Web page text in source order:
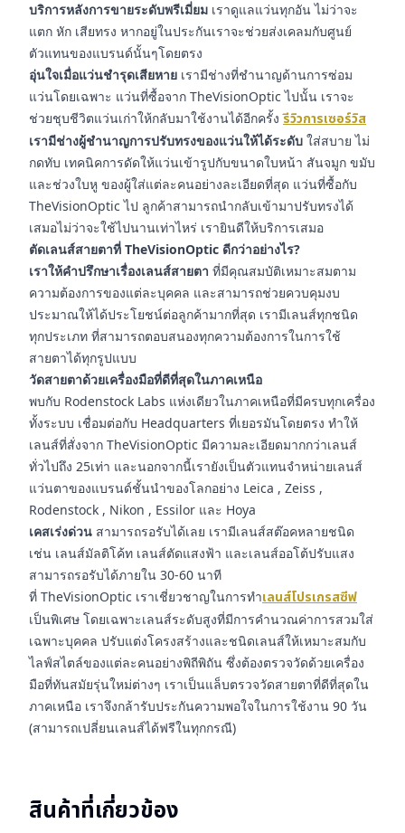
บริการหลังการขายระดับพรีเมี่ยม เราดูแลแว่นทุกอัน ไม่ว่าจะ
แตก หัก เสียทรง หากอยู่ในประกันเราจะช่วยส่งเคลมกับศูนย์
ตัวแทนของแบรนด์นั้นๆโดยตรง
อุ่นใจเมื่อแว่นชำรุดเสียหาย เรามีช่างที่ชำนาญด้านการซ่อม
แว่นโดยเฉพาะ แว่นที่ซื้อจาก TheVisionOptic ไปนั้น เราจะ
ช่วยชุบชีวิตแว่นเก่าให้กลับมาใช้งานได้อีกครั้งรีวิวการเซอร์วิส
เรามีช่างผู้ชำนาญการปรับทรงของแว่นให้ได้ระดับ ใส่สบาย ไม่
กดทับ เทคนิคการดัดให้แว่นเข้ารูปกับขนาดใบหน้า สันจมูก ขมับ
และช่วงใบหู ของผู้ใส่แต่ละคนอย่างละเอียดที่สุด แว่นที่ซื้อกับ
TheVisionOptic ไป ลูกค้าสามารถนำกลับเข้ามาปรับทรงได้
เสมอไม่ว่าจะใช้ไปนานเท่าไหร่ เรายินดีให้บริการเสมอ
ตัดเลนส์สายตาที่ TheVisionOptic ดีกว่าอย่างไร?
เราให้คำปรึกษาเรื่องเลนส์สายตา ที่มีคุณสมบัติเหมาะสมตาม
ความต้องการของแต่ละบุคคล และสามารถช่วยควบคุมงบ
ประมาณให้ได้ประโยชน์ต่อลูกค้ามากที่สุด เรามีเลนส์ทุกชนิด
ทุกประเภท ที่สามารถตอบสนองทุกความต้องการในการใช้
สายตาได้ทุกรูปแบบ
วัดสายตาด้วยเครื่องมือที่ดีที่สุดในภาคเหนือ
พบกับ Rodenstock Labs แห่งเดียวในภาคเหนือที่มีครบทุกเครื่อง
ทั้งระบบ เชื่อมต่อกับ Headquarters ที่เยอรมันโดยตรง ทำให้
เลนส์ที่สั่งจาก TheVisionOptic มีความละเอียดมากกว่าเลนส์
ทั่วไปถึง 25เท่า และนอกจากนี้เรายังเป็นตัวแทนจำหน่ายเลนส์
แว่นตาของแบรนด์ชั้นนำของโลกอย่าง Leica , Zeiss ,
Rodenstock , Nikon , Essilor และ Hoya
เคสเร่งด่วน สามารถรอรับได้เลย เรามีเลนส์สต๊อคหลายชนิด
เช่น เลนส์มัลติโค้ท เลนส์ตัดแสงฟ้า และเลนส์ออโต้ปรับแสง
สามารถรอรับได้ภายใน 30-60 นาที
ที่ TheVisionOptic เราเชี่ยวชาญในการทำเลนส์โปรเกรสซีฟ
เป็นพิเศษ โดยเฉพาะเลนส์ระดับสูงที่มีการคำนวณค่าการสวมใส่
เฉพาะบุคคล ปรับแต่งโครงสร้างและชนิดเลนส์ให้เหมาะสมกับ
ไลฟ์สไตล์ของแต่ละคนอย่างพิถีพิถัน ซึ่งต้องตรวจวัดด้วยเครื่อง
มือที่ทันสมัยรุ่นใหม่ต่างๆ เราเป็นแล็บตรวจวัดสายตาที่ดีที่สุดใน
ภาคเหนือ เราจึงกล้ารับประกันความพอใจในการใช้งาน 90 วัน
(สามารถเปลี่ยนเลนส์ได้ฟรีในทุกกรณี)
สินค้าที่เกี่ยวข้อง